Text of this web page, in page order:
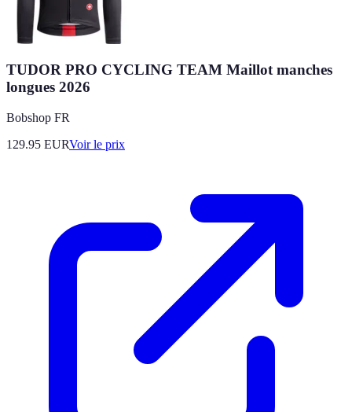
TUDOR PRO CYCLING TEAM Maillot manches
longues 2026
Bobshop FR
129.95 EURVoir le prix